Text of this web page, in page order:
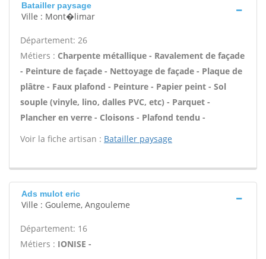
Batailler paysage
Ville : Mont�limar
Département: 26
Métiers : Charpente métallique - Ravalement de façade
- Peinture de façade - Nettoyage de façade - Plaque de
plâtre - Faux plafond - Peinture - Papier peint - Sol
souple (vinyle, lino, dalles PVC, etc) - Parquet -
Plancher en verre - Cloisons - Plafond tendu -
Voir la fiche artisan : Batailler paysage
Ads mulot eric
Ville : Gouleme, Angouleme
Département: 16
Métiers : IONISE -